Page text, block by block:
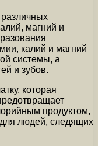
различных
магний и
калий и магний
системы, а
и зубов.
которая
продуктом,
людей, следящих